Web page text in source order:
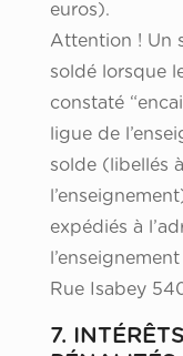
euros).
Attention ! Un
soldé lorsque
constaté
ligue de
solde (libellés
expédiés à
Rue Isabey
7.